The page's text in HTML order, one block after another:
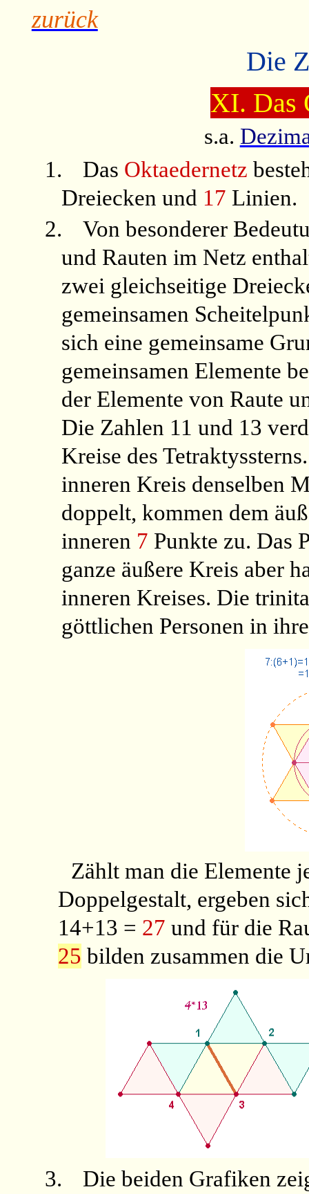
zurück
Die
XI. Das
s.a.
1.
Das Oktaedernetz
Dreiecken und 17 Linien.
2.
Von besonderer
und Rauten im Netz
zwei gleichseitige
gemeinsamen
sich eine gemeinsame
gemeinsamen Elemente
der Elemente von Raute
Die Zahlen 11 und 13
Kreise des
inneren Kreis denselben
doppelt, kommen dem
inneren 7 Punkte zu. Das
ganze äußere Kreis aber
inneren Kreises. Die
göttlichen Personen in
Zählt man die Elemente
Doppelgestalt, ergeben
14+13 = 27 und für die
25 bilden zusammen die
3.
Die beiden Grafiken